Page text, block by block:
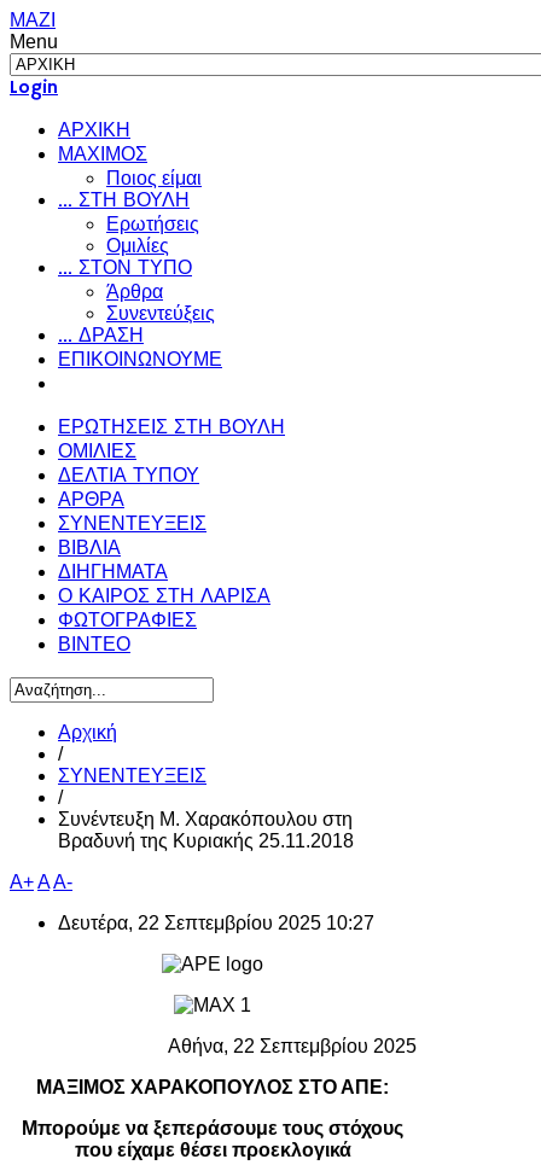
ΜΑΖΙ
Menu
Login
ΑΡΧΙΚΗ
ΜΑΧΙΜΟΣ
Ποιος είμαι
... ΣΤΗ ΒΟΥΛΗ
Ερωτήσεις
Ομιλίες
... ΣΤΟΝ ΤΥΠΟ
Άρθρα
Συνεντεύξεις
... ΔΡΑΣΗ
ΕΠΙΚΟΙΝΩΝΟΥΜΕ
ΕΡΩΤΗΣΕΙΣ ΣΤΗ ΒΟΥΛΗ
ΟΜΙΛΙΕΣ
ΔΕΛΤΙΑ ΤΥΠΟΥ
ΑΡΘΡΑ
ΣΥΝΕΝΤΕΥΞΕΙΣ
ΒΙΒΛΙΑ
ΔΙΗΓΗΜΑΤΑ
Ο ΚΑΙΡΟΣ ΣΤΗ ΛΑΡΙΣΑ
ΦΩΤΟΓΡΑΦΙΕΣ
ΒΙΝΤΕΟ
Αρχική
/
ΣΥΝΕΝΤΕΥΞΕΙΣ
/
Συνέντευξη Μ. Χαρακόπουλου στη
Βραδυνή της Κυριακής 25.11.2018
A+AA-
Δευτέρα, 22 Σεπτεμβρίου 2025 10:27
Αθήνα, 22 Σεπτεμβρίου 2025
ΜΑΞΙΜΟΣ ΧΑΡΑΚΟΠΟΥΛΟΣ ΣΤΟ ΑΠΕ:
Μπορούμε να ξεπεράσουμε τους στόχους
που είχαμε θέσει προεκλογικά